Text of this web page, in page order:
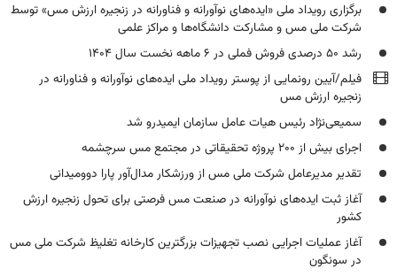
برگزاری رویداد ملی «ایده‌های نوآورانه و فناورانه در زنجیره ارزش مس» توسط
شرکت ملی مس و مشارکت دانشگاه‌ها و مراکز علمی
رشد ۵۰ درصدی فروش فملی در ۶ ماهه نخست سال ۱۴۰۴
فیلم/آیین رونمایی از پوستر رویداد ملی ایده‌های نوآورانه و فناورانه در
زنجیره ارزش مس
سمیعی‌نژاد رئیس هیات عامل سازمان ایمیدرو شد
اجرای بیش از ۲۰۰ پروژه تحقیقاتی در مجتمع مس سرچشمه
تقدیر مدیرعامل شرکت ملی مس از ورزشکار مدال‌آور پارا دوومیدانی
آغاز ثبت ایده‌های نوآورانه در صنعت مس فرصتی برای تحول زنجیره ارزش
کشور
آغاز عملیات اجرایی نصب تجهیزات بزرگترین کارخانه تغلیظ شرکت ملی مس
در سونگون